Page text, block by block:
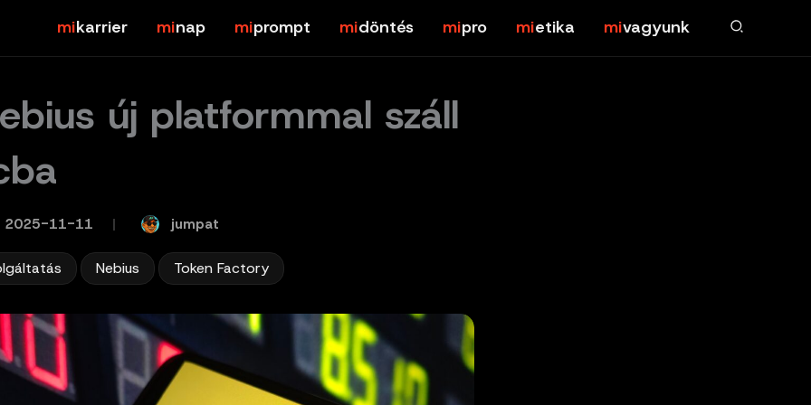
karrier nap prompt döntés pro etika vagyunk
új platformmal száll
2025-11-11 jumpat
Nebius Token Factory